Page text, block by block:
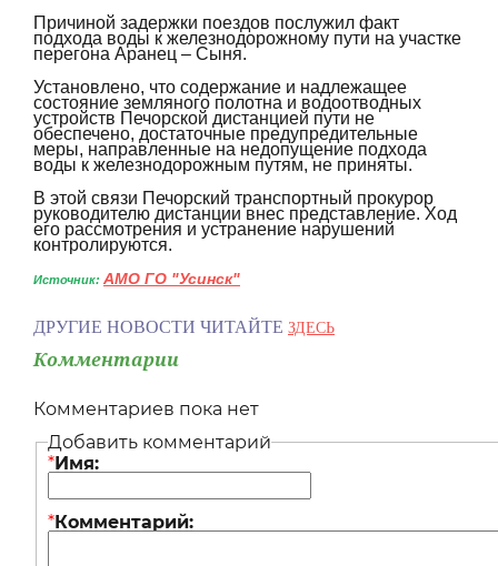
Причиной задержки поездов послужил факт
подхода воды к железнодорожному пути на участке
перегона Аранец – Сыня.
Установлено, что содержание и надлежащее
состояние земляного полотна и водоотводных
устройств Печорской дистанцией пути не
обеспечено, достаточные предупредительные
меры, направленные на недопущение подхода
воды к железнодорожным путям, не приняты.
В этой связи Печорский транспортный прокурор
руководителю дистанции внес представление. Ход
его рассмотрения и устранение нарушений
контролируются.
Источник: АМО ГО "Усинск"
ДРУГИЕ НОВОСТИ ЧИТАЙТЕ ЗДЕСЬ
Комментарии
Комментариев пока нет
Добавить комментарий
* Имя:
* Комментарий: